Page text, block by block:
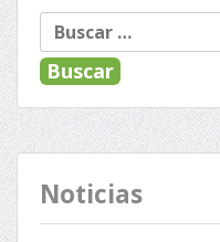
Navegación
de
entradas
Noticias